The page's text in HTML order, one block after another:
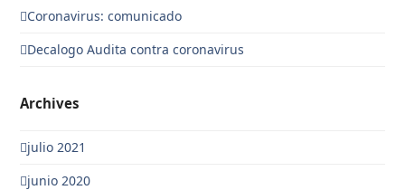
Coronavirus: comunicado
Decalogo Audita contra coronavirus
Archives
julio 2021
junio 2020